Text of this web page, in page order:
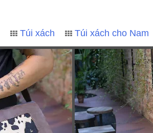
Túi xách Túi xách cho Nam